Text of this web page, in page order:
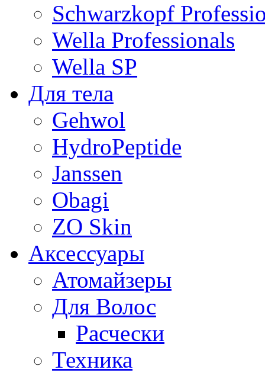
Schwarzkopf
Wella Professionals
Wella SP
Для тела
Gehwol
HydroPeptide
Janssen
Obagi
ZO Skin
Aксессуары
Атомайзеры
Для Волос
Расчески
Техника